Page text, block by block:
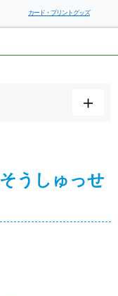
カード・プリントグッズ
うしゅっせ